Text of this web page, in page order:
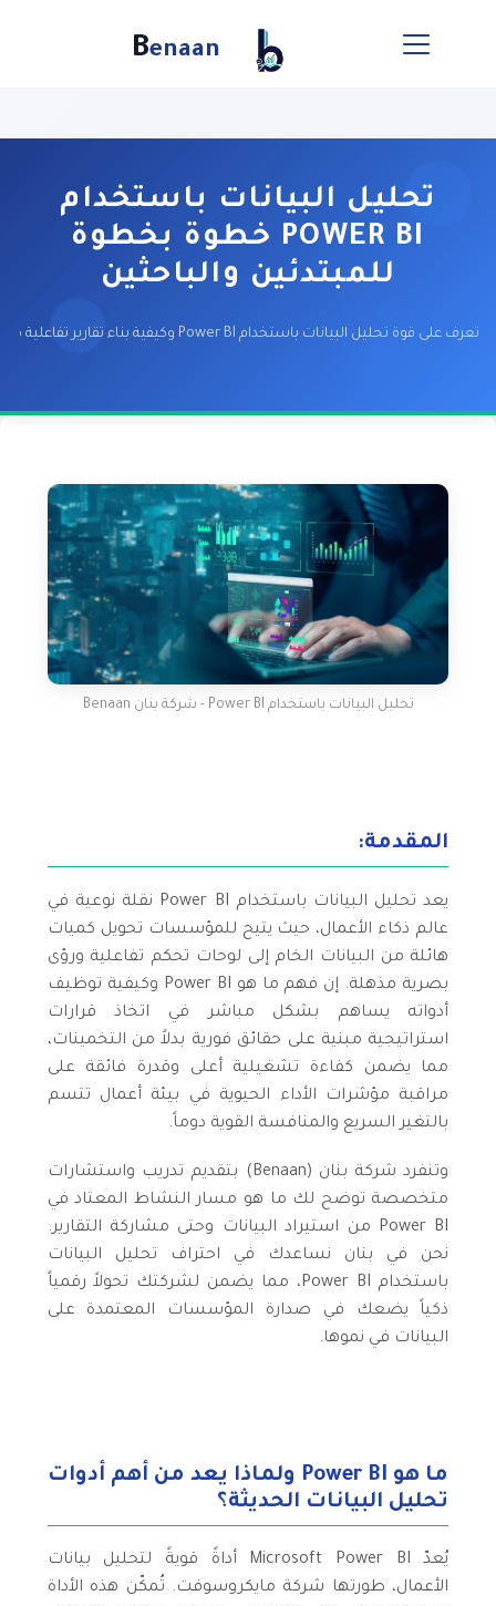
Benaan
تحليل البيانات باستخدام
POWER BI خطوة بخطوة
للمبتدئين والباحثين
تعرف على قوة تحليل البيانات باستخدام Power BI وكيفية بناء تقارير تفاعلية مع شركة بنان Benaan
تحليل البيانات باستخدام Power BI - شركة بنان Benaan
المقدمة:
يعد تحليل البيانات باستخدام Power BI نقلة نوعية في
عالم ذكاء الأعمال، حيث يتيح للمؤسسات تحويل كميات
هائلة من البيانات الخام إلى لوحات تحكم تفاعلية ورؤى
بصرية مذهلة. إن فهم ما هو Power BI وكيفية توظيف
أدواته يساهم بشكل مباشر في اتخاذ قرارات
استراتيجية مبنية على حقائق فورية بدلاً من التخمينات،
مما يضمن كفاءة تشغيلية أعلى وقدرة فائقة على
مراقبة مؤشرات الأداء الحيوية في بيئة أعمال تتسم
بالتغير السريع والمنافسة القوية دوماً.
وتنفرد شركة بنان (Benaan) بتقديم تدريب واستشارات
متخصصة توضح لك ما هو مسار النشاط المعتاد في
Power BI من استيراد البيانات وحتى مشاركة التقارير.
نحن في بنان نساعدك في احتراف تحليل البيانات
باستخدام Power BI، مما يضمن لشركتك تحولاً رقمياً
ذكياً يضعك في صدارة المؤسسات المعتمدة على
البيانات في نموها.
ما هو Power BI ولماذا يعد من أهم أدوات
تحليل البيانات الحديثة؟
يُعدّ Microsoft Power BI أداةً قويةً لتحليل بيانات
الأعمال، طورتها شركة مايكروسوفت. تُمكّن هذه الأداة